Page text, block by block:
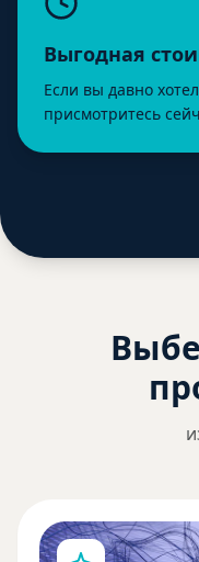
Выгодная
Если вы давно
присмотритесь